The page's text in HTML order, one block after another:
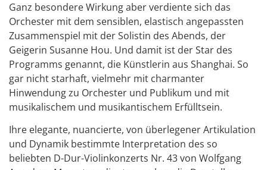
Ganz besondere Wirkung aber verdiente sich das
Orchester mit dem sensiblen, elastisch angepassten
Zusammenspiel mit der Solistin des Abends, der
Geigerin Susanne Hou. Und damit ist der Star des
Programms genannt, die Künstlerin aus Shanghai. So
gar nicht starhaft, vielmehr mit charmanter
Hinwendung zu Orchester und Publikum und mit
musikalischem und musikantischem Erfülltsein.
Ihre elegante, nuancierte, von überlegener Artikulation
und Dynamik bestimmte Interpretation des so
beliebten D-Dur-Violinkonzerts Nr. 43 von Wolfgang